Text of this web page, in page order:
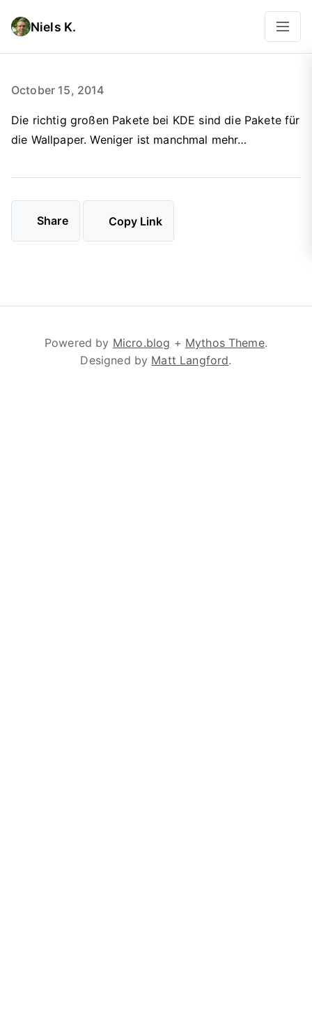
Niels K.
October 15, 2014
Die richtig großen Pakete bei KDE sind die Pakete für
die Wallpaper. Weniger ist manchmal mehr…
Share Copy Link
Powered by Micro.blog + Mythos Theme.
Designed by Matt Langford.